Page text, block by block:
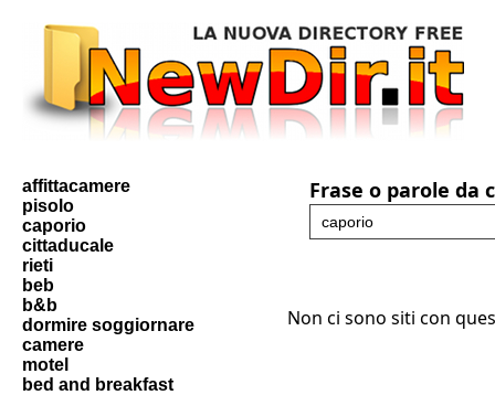
affittacamere
pisolo
caporio
cittaducale
rieti
beb
b&b
dormire soggiornare
camere
motel
bed and breakfast
Frase o parole da
Non ci sono siti con